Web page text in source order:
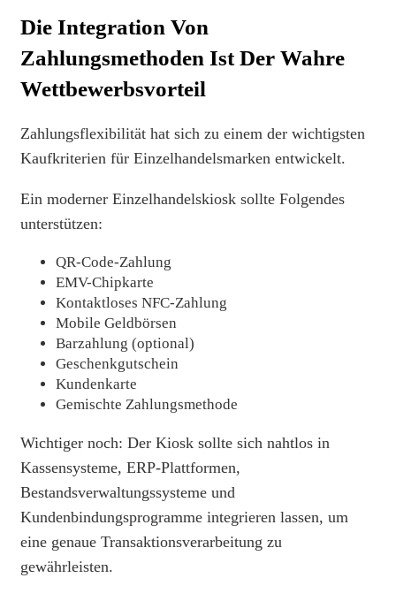
Die Integration Von
Zahlungsmethoden Ist Der Wahre
Wettbewerbsvorteil
Zahlungsflexibilität hat sich zu einem der wichtigsten
Kaufkriterien für Einzelhandelsmarken entwickelt.
Ein moderner Einzelhandelskiosk sollte Folgendes
unterstützen:
QR-Code-Zahlung
EMV-Chipkarte
Kontaktloses NFC-Zahlung
Mobile Geldbörsen
Barzahlung (optional)
Geschenkgutschein
Kundenkarte
Gemischte Zahlungsmethode
Wichtiger noch: Der Kiosk sollte sich nahtlos in
Kassensysteme, ERP-Plattformen,
Bestandsverwaltungssysteme und
Kundenbindungsprogramme integrieren lassen, um
eine genaue Transaktionsverarbeitung zu
gewährleisten.